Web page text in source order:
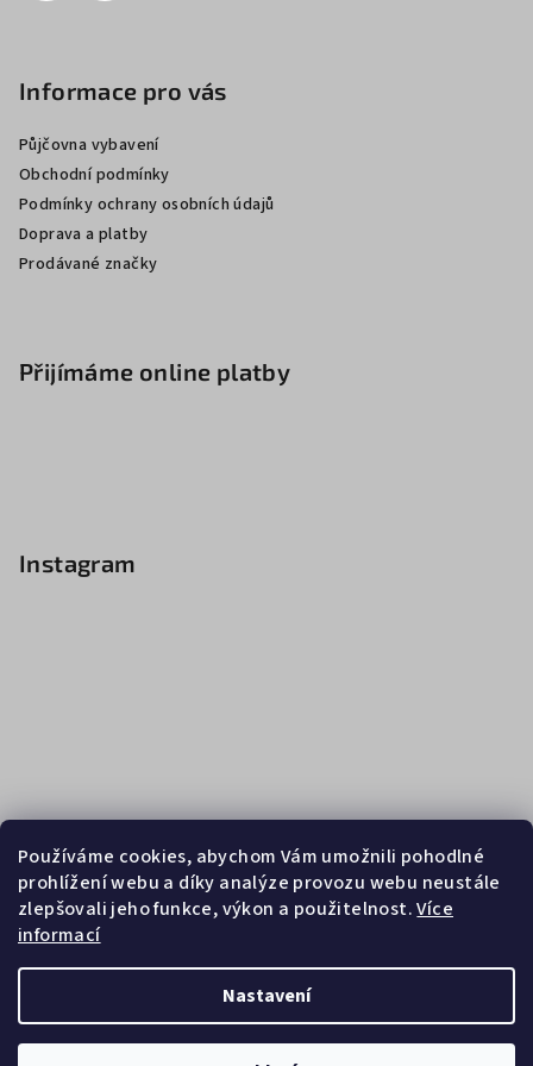
Používáme cookies, abychom Vám umožnili pohodlné
prohlížení webu a díky analýze provozu webu neustále
zlepšovali jeho funkce, výkon a použitelnost.Více
informací
Nastavení
Informace pro vás
Půjčovna vybavení
Obchodní podmínky
Podmínky ochrany osobních údajů
Doprava a platby
Prodávané značky
Přijímáme online platby
Instagram
Sledovat na Instagramu